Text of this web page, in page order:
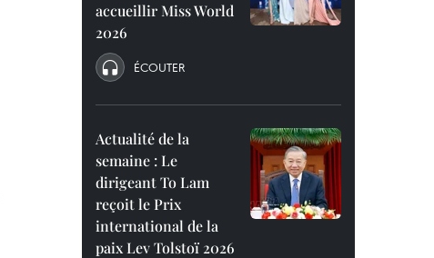
accueillir Miss World
2026
ÉCOUTER
Actualité de la
semaine : Le
dirigeant To Lam
reçoit le Prix
international de la
paix Lev Tolstoï 2026